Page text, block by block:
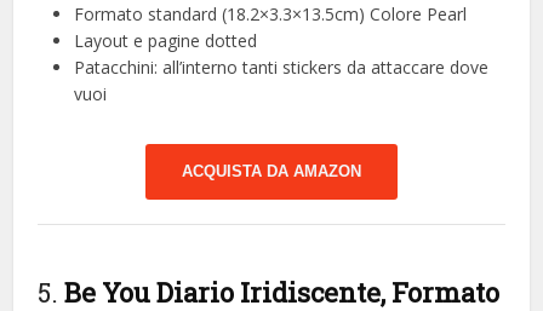
Formato standard (18.2×3.3×13.5cm) Colore Pearl
Layout e pagine dotted
Patacchini: all’interno tanti stickers da attaccare dove
vuoi
ACQUISTA DA AMAZON
5.Be You Diario Iridiscente, Formato